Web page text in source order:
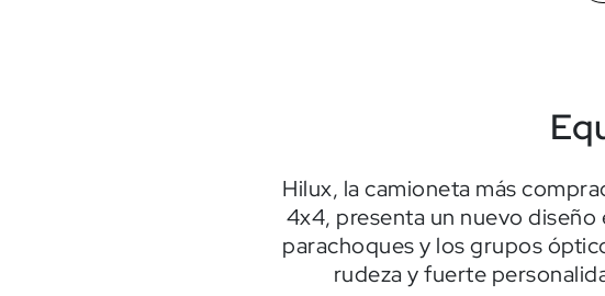
Hilux, la camioneta más
4x4, presenta un nuevo
parachoques y los grupos
rudeza y fuerte